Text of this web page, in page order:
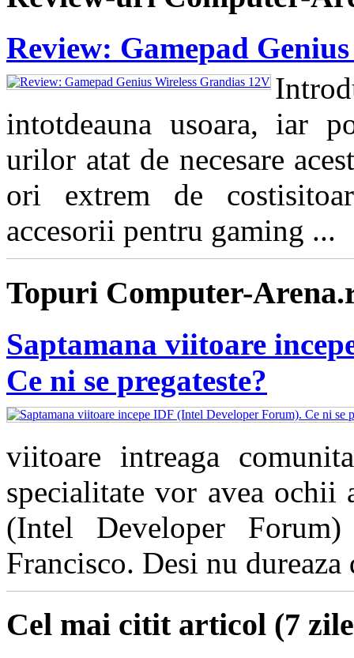
Review: Gamepad
intotdeauna usoara, iar
urilor atat de necesare
ori extrem de
accesorii pentru gaming ...
Topuri Computer-
Saptamana viitoare
Ce ni se pregateste?
viitoare intreaga
specialitate vor avea
(Intel Developer
Francisco. Desi nu
Cel mai citit articol (7